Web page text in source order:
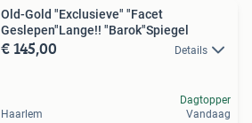
Old-Gold "Exclusieve" "Facet
Geslepen"Lange!! "Barok"Spiegel
€ 145,00 Details
Haarlem
Dagtopper
Vandaag